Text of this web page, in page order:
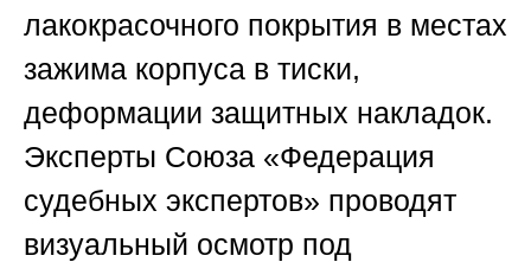
лакокрасочного покрытия в местах
зажима корпуса в тиски,
деформации защитных накладок.
Эксперты Союза «Федерация
судебных экспертов» проводят
визуальный осмотр под